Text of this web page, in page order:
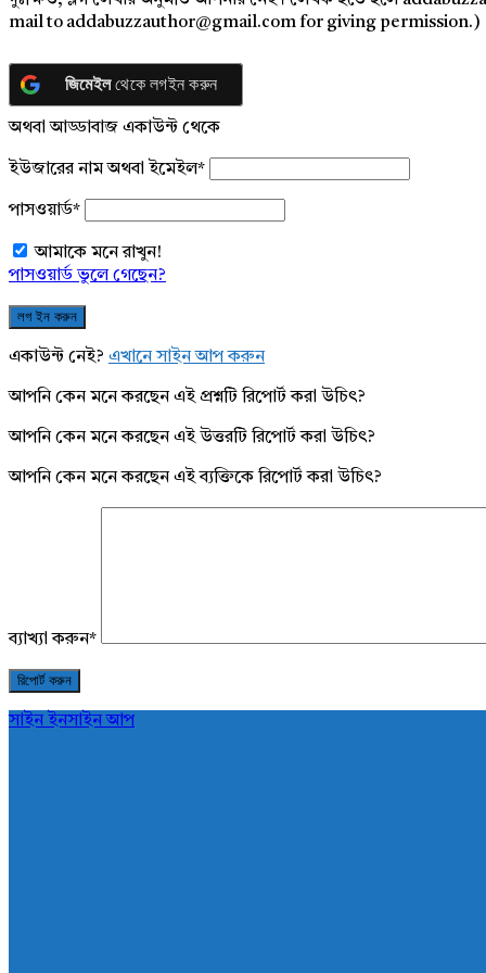
mail to addabuzzauthor@gmail.com for giving permission.)
জিমেইলথেকে লগইন করুন
অথবা আড্ডাবাজ একাউন্ট থেকে
ইউজারের নাম অথবা ইমেইল*
পাসওয়ার্ড*
আমাকে মনে রাখুন!
পাসওয়ার্ড ভুলে গেছেন?
একাউন্ট নেই? এখানে সাইন আপ করুন
আপনি কেন মনে করছেন এই প্রশ্নটি রিপোর্ট করা উচিৎ?
আপনি কেন মনে করছেন এই উত্তরটি রিপোর্ট করা উচিৎ?
আপনি কেন মনে করছেন এই ব্যক্তিকে রিপোর্ট করা উচিৎ?
ব্যাখ্যা করুন*
সাইন ইনসাইন আপ